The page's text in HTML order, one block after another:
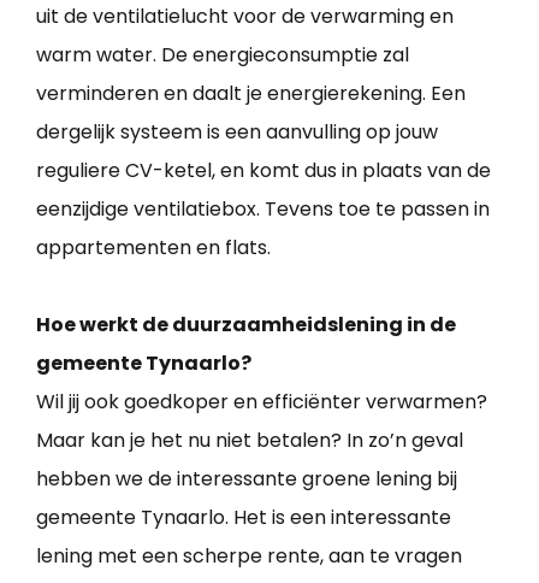
uit de ventilatielucht voor de verwarming en
warm water. De energieconsumptie zal
verminderen en daalt je energierekening. Een
dergelijk systeem is een aanvulling op jouw
reguliere CV-ketel, en komt dus in plaats van de
eenzijdige ventilatiebox. Tevens toe te passen in
appartementen en flats.
Hoe werkt de duurzaamheidslening in de
gemeente Tynaarlo?
Wil jij ook goedkoper en efficiënter verwarmen?
Maar kan je het nu niet betalen? In zo’n geval
hebben we de interessante groene lening bij
gemeente Tynaarlo. Het is een interessante
lening met een scherpe rente, aan te vragen